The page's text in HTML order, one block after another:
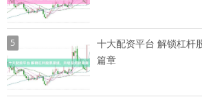
5
十大配资平台 解锁杠杆
篇章